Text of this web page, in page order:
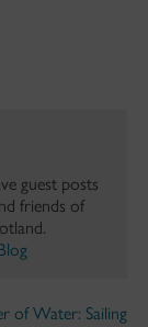
guest posts
friends of
of Water: Sailing